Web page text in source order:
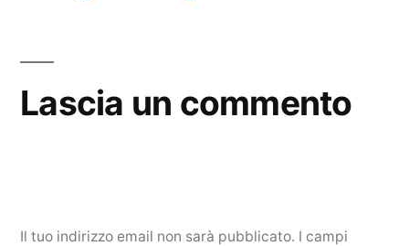
Lascia un commento
Il tuo indirizzo email non sarà pubblicato. I campi